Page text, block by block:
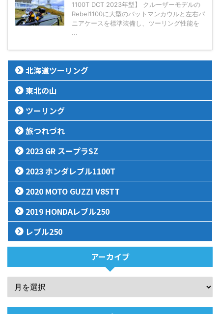
1100T DCT 2023年型】 クルーザーモデルの
Rebel1100に大型のバットマンカウルと左右パ
ニアケースを標準装備し、ツーリング性能を
...
北海道ツーリング
東北の山
ツーリング
旅つれづれ
2023 GR スープラSZ
2023 ホンダレブル1100T
2020 MOTO GUZZI V85TT
2019 HONDAレブル250
レブル250
アーカイブ